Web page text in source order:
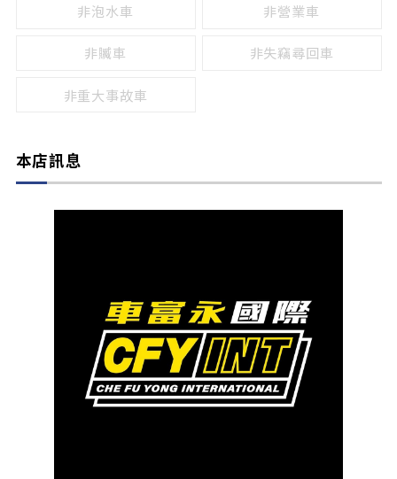
非泡水車 非營業車
非贓車 非失竊尋回車
非重大事故車
本店訊息